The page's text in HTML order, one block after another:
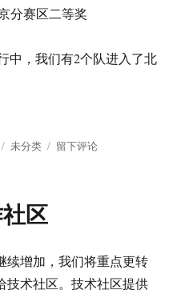
分赛区二等奖
中，我们有2个队进入了北
分
未分类
于
团
获
留下评论
区
续增加，我们将重点更转
技术社区。技术社区提供